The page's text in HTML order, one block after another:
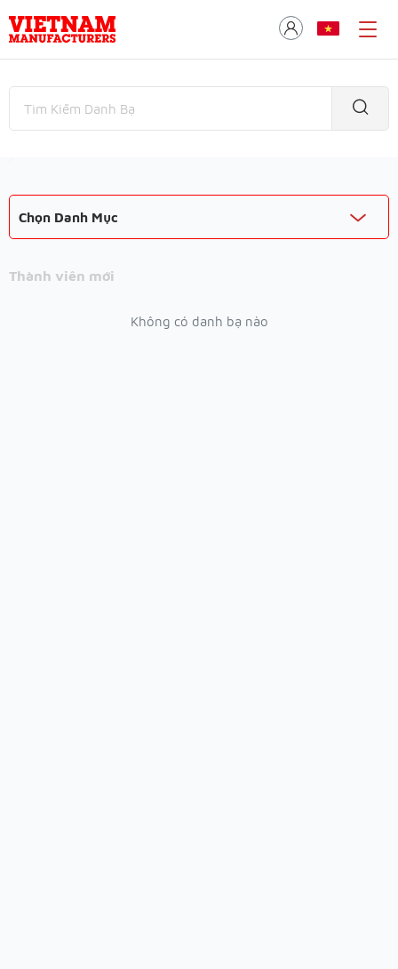
Chọn Danh Mục
Thành viên mới
Không có danh bạ nào